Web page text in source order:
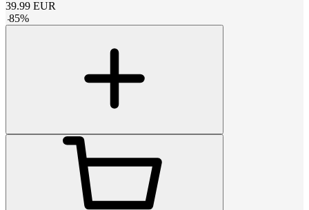
39.99 EUR
-85%